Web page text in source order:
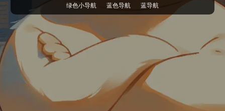
绿色小导航 蓝色导航 蓝导航